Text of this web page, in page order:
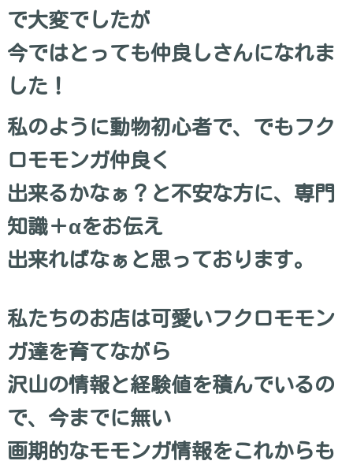
で大変でしたが
今ではとっても仲良しさんになれま
した！
私のように動物初心者で、でもフク
ロモモンガ仲良く
出来るかなぁ？と不安な方に、専門
知識＋αをお伝え
出来ればなぁと思っております。
私たちのお店は可愛いフクロモモン
ガ達を育てながら
沢山の情報と経験値を積んでいるの
で、今までに無い
画期的なモモンガ情報をこれからも